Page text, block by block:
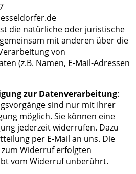
die natürliche oder juristische
mit anderen über die
von
(z.B. Namen, E-Mail-Adressen
zur Datenverarbeitung:
sind nur mit Ihrer
möglich. Sie können eine
jederzeit widerrufen. Dazu
per E-Mail an uns. Die
Widerruf erfolgten
vom Widerruf unberührt.